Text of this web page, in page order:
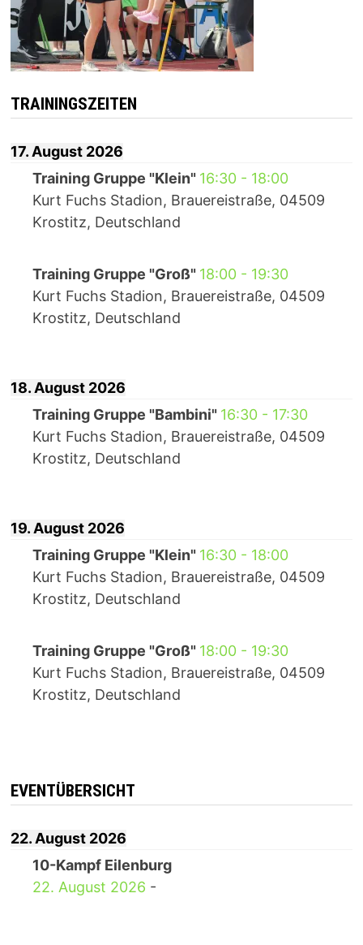
TRAININGSZEITEN
17. August 2026
Training Gruppe "Klein" 16:30- 18:00
Kurt Fuchs Stadion, Brauereistraße, 04509
Krostitz, Deutschland
Training Gruppe "Groß" 18:00- 19:30
Kurt Fuchs Stadion, Brauereistraße, 04509
Krostitz, Deutschland
18. August 2026
Training Gruppe "Bambini" 16:30- 17:30
Kurt Fuchs Stadion, Brauereistraße, 04509
Krostitz, Deutschland
19. August 2026
Training Gruppe "Klein" 16:30- 18:00
Kurt Fuchs Stadion, Brauereistraße, 04509
Krostitz, Deutschland
Training Gruppe "Groß" 18:00- 19:30
Kurt Fuchs Stadion, Brauereistraße, 04509
Krostitz, Deutschland
EVENTÜBERSICHT
22. August 2026
10-Kampf Eilenburg
22. August 2026 -